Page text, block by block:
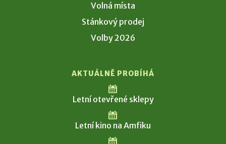
Volná místa
Stánkový prodej
Volby 2026
AKTUÁLNĚ PROBÍHÁ
Letní otevřené sklepy
Letní kino na Amfiku